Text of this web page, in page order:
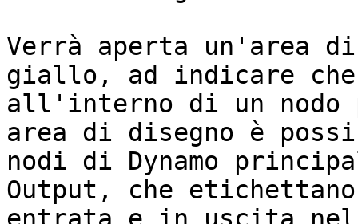
Verrà aperta un'area di
giallo, ad indicare
all'interno di un nodo
area di disegno è
nodi di Dynamo
Output, che